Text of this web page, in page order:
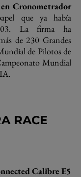
Cronometrador
que ya había
La firma ha
de 230 Grandes
de Pilotos de
Mundial
RACE
Calibre E5